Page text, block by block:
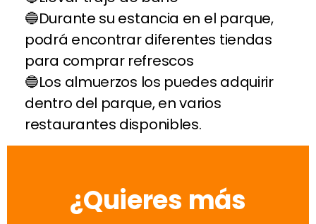
Durante su estancia en el parque,
podrá encontrar diferentes tiendas
para comprar refrescos
Los almuerzos los puedes adquirir
dentro del parque, en varios
restaurantes disponibles.
¿Quieres más